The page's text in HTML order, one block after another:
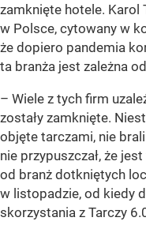
zamknięte hotele. Karol
w Polsce, cytowany w
że dopiero pandemia
ta branża jest zależna
– Wiele z tych firm
zostały zamknięte.
objęte tarczami, nie
nie przypuszczał, że
od branż dotkniętych
w listopadzie, od kiedy
skorzystania z Tarczy